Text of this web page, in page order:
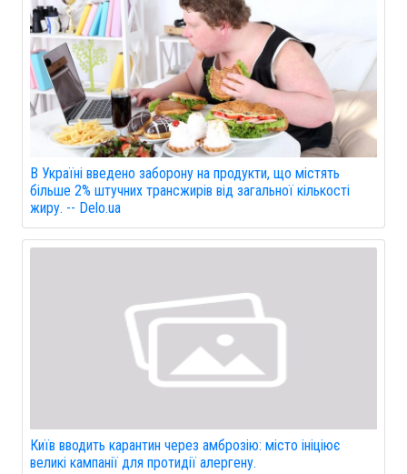
В Україні введено заборону на продукти, що містять
більше 2% штучних трансжирів від загальної кількості
жиру. -- Delo.ua
Київ вводить карантин через амброзію: місто ініціює
великі кампанії для протидії алергену.